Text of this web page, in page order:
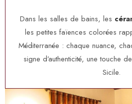
Dans les salles de bains, les
les petites faïences colorées
Méditerranée : chaque nuance,
signe d’authenticité, une touche
Sicile.